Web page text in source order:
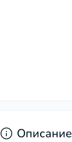
Описание